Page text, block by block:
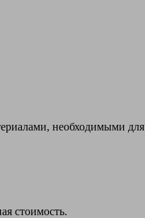
необходимыми для
стоимость.